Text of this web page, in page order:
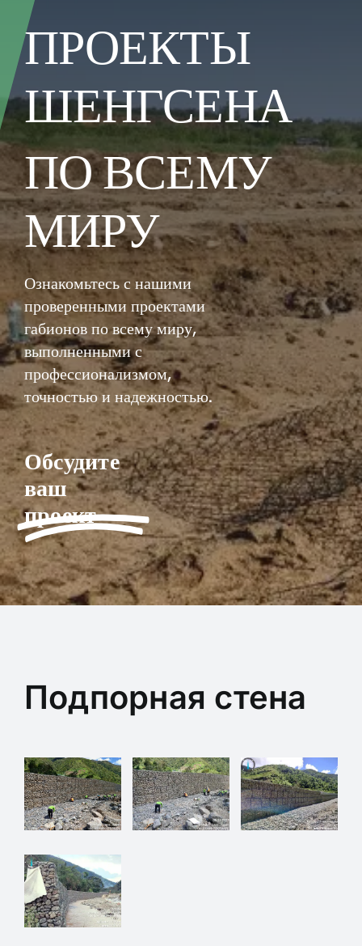
ПРОЕКТЫ
ШЕНГСЕНА
ПО ВСЕМУ
МИРУ
Ознакомьтесь с нашими
проверенными проектами
габионов по всему миру,
выполненными с
профессионализмом,
точностью и надежностью.
Обсудите
ваш
проект
Подпорная стена